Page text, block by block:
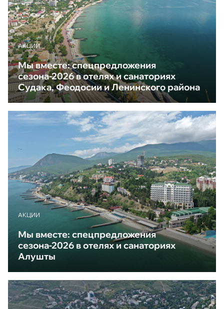
АКЦИИ
Мы вместе: спецпредложения
сезона-2026 в отелях и санаториях
Судака, Феодосии и Ленинского района
АКЦИИ
Мы вместе: спецпредложения
сезона-2026 в отелях и санаториях
Алушты